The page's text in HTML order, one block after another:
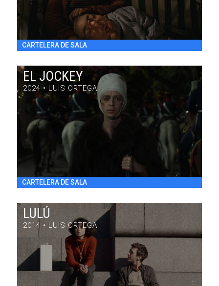
CARTELERA DE SALA
EL JOCKEY
2024 • LUIS ORTEGA
CARTELERA DE SALA
EL JOCKEY
DRAMA / 97' / ARGENTINA / 2024
VIE 31/7 22:30 h
LULÚ
2014 • LUIS ORTEGA
LULÚ
DRAMA / 84' / ARGENTINA / 2014
VIE 31/7 20:30h